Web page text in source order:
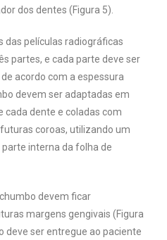
dos dentes (Figura 5).
das películas radiográficas
partes, e cada parte deve ser
acordo com a espessura
devem ser adaptadas em
cada dente e coladas com
coroas, utilizando um
interna da folha de
devem ficar
margens gengivais (Figura
deve ser entregue ao paciente